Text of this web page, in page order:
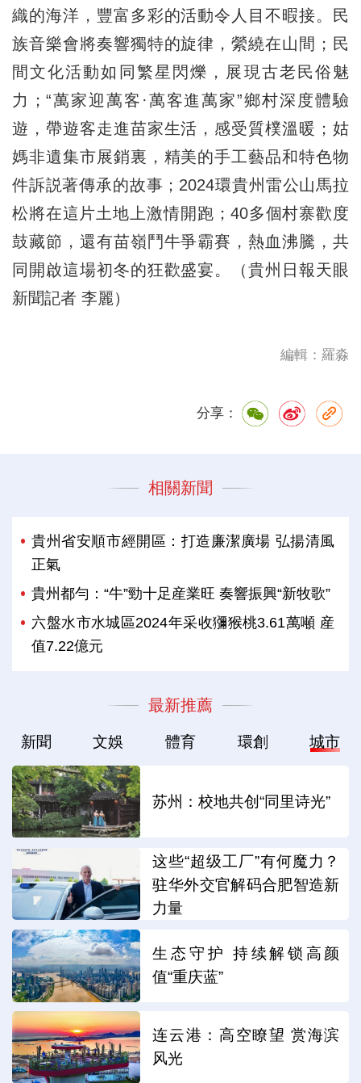
織的海洋，豐富多彩的活動令人目不暇接。民
族音樂會將奏響獨特的旋律，縈繞在山間；民
間文化活動如同繁星閃爍，展現古老民俗魅
力；“萬家迎萬客·萬客進萬家”鄉村深度體驗
遊，帶遊客走進苗家生活，感受質樸溫暖；姑
媽非遺集市展銷裏，精美的手工藝品和特色物
件訴説著傳承的故事；2024環貴州雷公山馬拉
松將在這片土地上激情開跑；40多個村寨歡度
鼓藏節，還有苗嶺鬥牛爭霸賽，熱血沸騰，共
同開啟這場初冬的狂歡盛宴。（貴州日報天眼
新聞記者 李麗）
編輯：羅淼
分享：
相關新聞
貴州省安順市經開區：打造廉潔廣場 弘揚清風
正氣
貴州都勻：“牛”勁十足産業旺 奏響振興“新牧歌”
六盤水市水城區2024年采收獼猴桃3.61萬噸 産
值7.22億元
最新推薦
新聞 文娛 體育 環創 城市
苏州：校地共创“同里诗光”
这些“超级工厂”有何魔力？
驻华外交官解码合肥智造新
力量
生态守护 持续解锁高颜
值“重庆蓝”
连云港：高空瞭望 赏海滨
风光